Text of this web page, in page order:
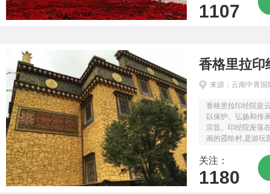
人...
1107
香格里拉印
来源：云南中青
香格里拉印经院是
以保护、弘扬和传
宗旨。印经院座落
画的霞给村,是游玩
108部，《丹珠尔
关注：
1180